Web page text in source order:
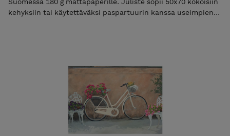
kehyksiin tai käytettäväksi paspartuurin kanssa useimpien
Härkönen-Rand Hintaan lisätään postituskulut. Tilauksesi